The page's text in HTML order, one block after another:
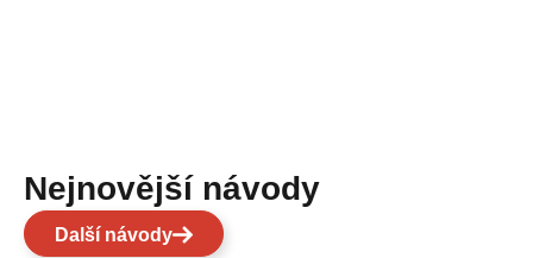
Nejnovější návody
Další návody